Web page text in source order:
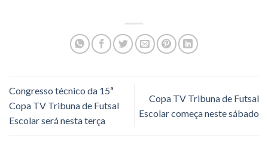
Congresso técnico da 15ª
Copa TV Tribuna de Futsal
Escolar será nesta terça
Copa TV Tribuna de Futsal
Escolar começa neste sábado